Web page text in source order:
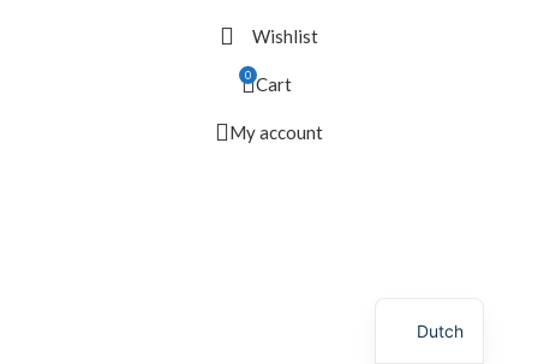
Wishlist
0 Cart
My account
Dutch